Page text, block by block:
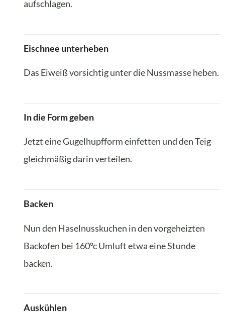
aufschlagen.
Eischnee unterheben
Das Eiweiß vorsichtig unter die Nussmasse heben.
In die Form geben
Jetzt eine Gugelhupfform einfetten und den Teig
gleichmäßig darin verteilen.
Backen
Nun den Haselnusskuchen in den vorgeheizten
Backofen bei 160°c Umluft etwa eine Stunde
backen.
Auskühlen